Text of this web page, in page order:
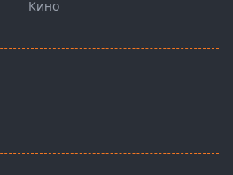
Кино